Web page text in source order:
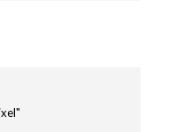
módon azonban
egység, az
időben kiégnek
miatt maximum
az előlapi